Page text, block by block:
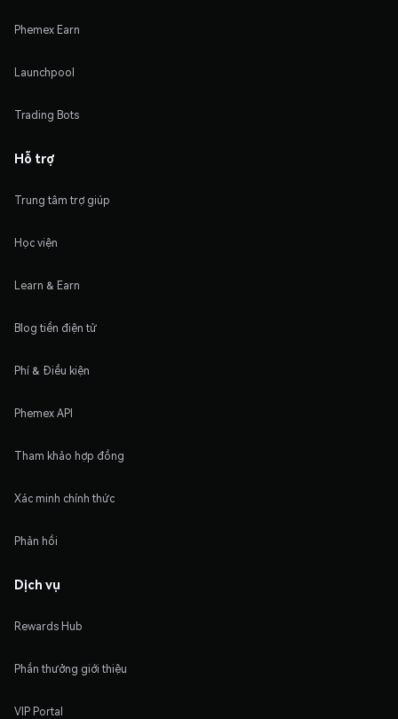
Phemex Earn
Launchpool
Trading Bots
Hỗ trợ
Trung tâm trợ giúp
Học viện
Learn & Earn
Blog tiền điện tử
Phí & Điều kiện
Phemex API
Tham khảo hợp đồng
Xác minh chính thức
Phản hồi
Dịch vụ
Rewards Hub
Phần thưởng giới thiệu
VIP Portal